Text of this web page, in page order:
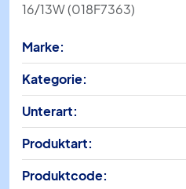
16/13W (018F7363)
Marke:
Kategorie:
Unterart:
Produktart:
Produktcode: